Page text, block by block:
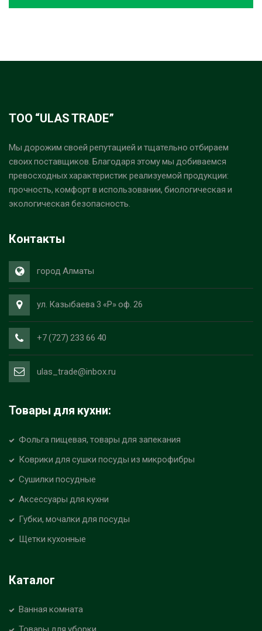
ТОО “ULAS TRADE”
Мы дорожим своей репутацией и тщательно отбираем
своих поставщиков. Благодаря этому мы добиваемся
превосходных характеристик реализуемой продукции:
прочность, комфорт в использовании, биологическая и
экологическая безопасность.
Контакты
город Алматы
ул. Казыбаева 3 «Р» оф. 26
+7 (727) 233 66 40
ulas_trade@inbox.ru
Товары для кухни:
Фольга пищевая, товары для запекания
Коврики для сушки посуды из микрофибры
Сушилки посудные
Аксессуары для кухни
Губки, мочалки для посуды
Щетки кухонные
Каталог
Ванная комната